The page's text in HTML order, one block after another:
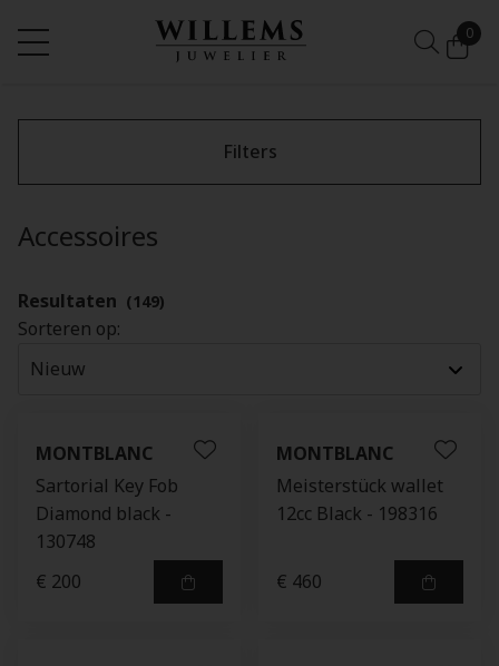
0
Filters
Accessoires
Resultaten (149)
Sorteren op:
MONTBLANC
Sartorial Key Fob
Diamond black -
130748
€ 200
MONTBLANC
Meisterstück wallet
12cc Black - 198316
€ 460